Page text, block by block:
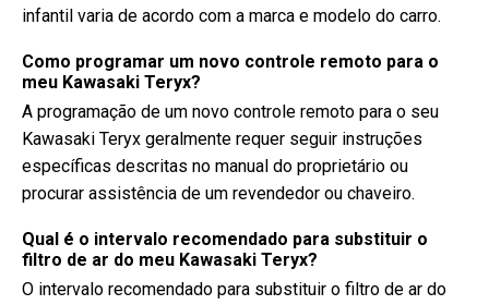
infantil varia de acordo com a marca e modelo do carro.
Como programar um novo controle remoto para o
meu Kawasaki Teryx?
A programação de um novo controle remoto para o seu
Kawasaki Teryx geralmente requer seguir instruções
específicas descritas no manual do proprietário ou
procurar assistência de um revendedor ou chaveiro.
Qual é o intervalo recomendado para substituir o
filtro de ar do meu Kawasaki Teryx?
O intervalo recomendado para substituir o filtro de ar do